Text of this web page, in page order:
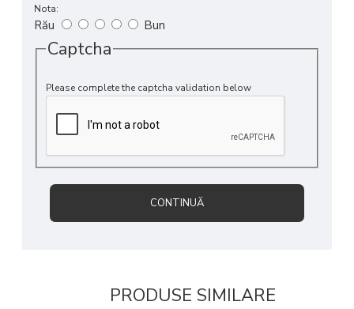
Nota:
Rău Bun
Captcha
Please complete the captcha validation below
CONTINUĂ
PRODUSE SIMILARE